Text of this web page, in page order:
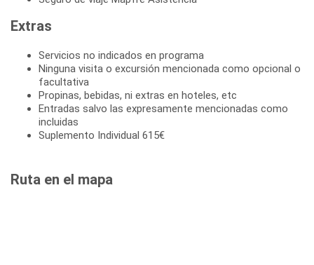
Extras
Servicios no indicados en programa
Ninguna visita o excursión mencionada como opcional o
facultativa
Propinas, bebidas, ni extras en hoteles, etc
Entradas salvo las expresamente mencionadas como
incluidas
Suplemento Individual 615€
Ruta en el mapa